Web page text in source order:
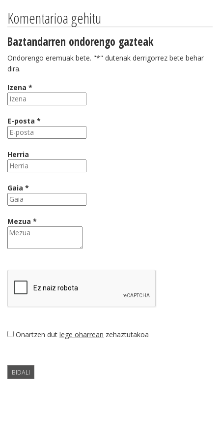
Komentarioa gehitu
Baztandarren ondorengo gazteak
Ondorengo eremuak bete. "*" dutenak derrigorrez bete behar
dira.
Izena *
E-posta *
Herria
Gaia *
Mezua *
Onartzen dut lege oharrean zehaztutakoa
BIDALI